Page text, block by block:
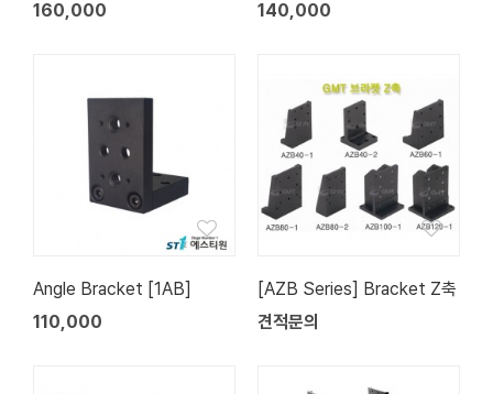
160,000
140,000
Angle Bracket [1AB]
110,000
[AZB Series] Bracket Z축
견적문의